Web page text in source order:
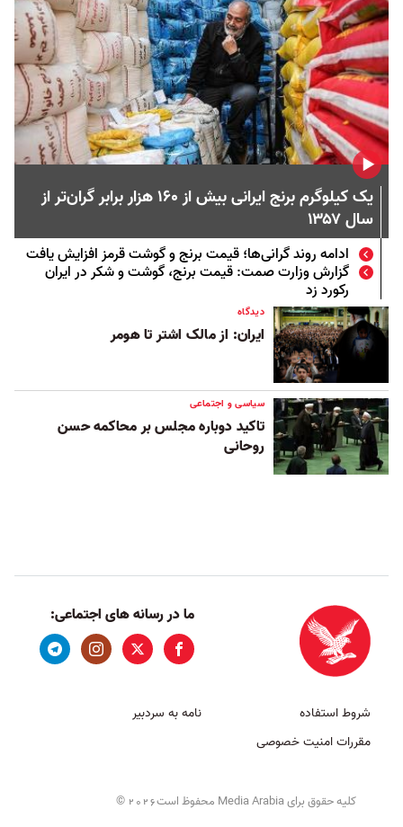
یک کیلوگرم برنج ایرانی بیش از ۱۶۰ هزار برابر گران‌تر از
سال ۱۳۵۷
ادامه روند گرانی‌ها؛ قیمت برنج و گوشت قرمز افزایش یافت
گزارش وزارت صمت: قیمت برنج، گوشت و شکر در ایران
رکورد زد
دیدگاه
ایران: از مالک اشتر تا هومر
سیاسی و اجتماعی
تاکید دوباره مجلس بر محاکمه حسن
روحانی
ما در رسانه های اجتماعی:
شروط استفاده
مقررات امنیت خصوصی
نامه به سردبیر
کلیه حقوق برای Media Arabia محفوظ است 2026
©